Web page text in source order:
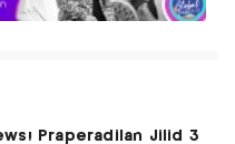
Praperadilan Jilid 3